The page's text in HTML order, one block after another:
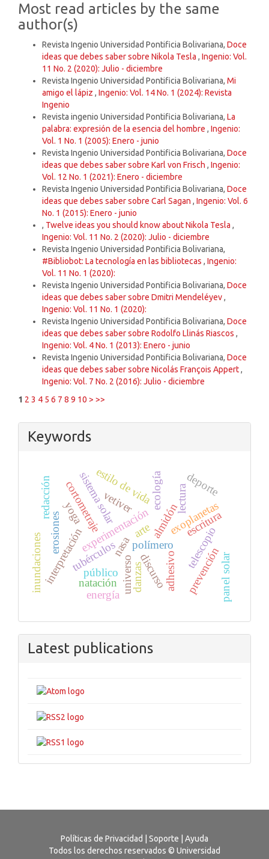
Most read articles by the same
author(s)
Revista Ingenio Universidad Pontificia Bolivariana, Doce
ideas que debes saber sobre Nikola Tesla , Ingenio: Vol.
11 No. 2 (2020): Julio - diciembre
Revista Ingenio Universidad Pontificia Bolivariana, Mi
amigo el lápiz , Ingenio: Vol. 14 No. 1 (2024): Revista
Ingenio
Revista ingenio Universidad Pontificia Bolivariana, La
palabra: expresión de la esencia del hombre , Ingenio:
Vol. 1 No. 1 (2005): Enero - junio
Revista Ingenio Universidad Pontificia Bolivariana, Doce
ideas que debes saber sobre Karl von Frisch , Ingenio:
Vol. 12 No. 1 (2021): Enero - diciembre
Revista Ingenio Universidad Pontificia Bolivariana, Doce
ideas que debes saber sobre Carl Sagan , Ingenio: Vol. 6
No. 1 (2015): Enero - junio
, Twelve ideas you should know about Nikola Tesla ,
Ingenio: Vol. 11 No. 2 (2020): Julio - diciembre
Revista Ingenio Universidad Pontificia Bolivariana,
#Bibliobot: La tecnología en las bibliotecas , Ingenio:
Vol. 11 No. 1 (2020):
Revista Ingenio Universidad Pontificia Bolivariana, Doce
ideas que debes saber sobre Dmitri Mendeléyev,
Ingenio: Vol. 11 No. 1 (2020):
Revista Ingenio Universidad Pontificia Bolivariana, Doce
ideas que debes saber sobre Rodolfo Llinás Riascos ,
Ingenio: Vol. 4 No. 1 (2013): Enero - junio
Revista Ingenio Universidad Pontificia Bolivariana, Doce
ideas que debes saber sobre Nicolás François Appert,
Ingenio: Vol. 7 No. 2 (2016): Julio - diciembre
1 2 3 4 5 6 7 8 9 10 > >>
Keywords
polímero
adhesivo
experimentaciónalmidón
tubérculos
exoplanetas
telescopio
nasa
sistema solar
universo
lectura
escritura
cortometraje
interpretación
inundaciones
ecología
vetiver
erosiones
prevención
estilo de vida deporte
natación
redacción
discurso
público
yoga
arte
danzas
energía panel solar
Latest publications
Políticas de Privacidad Soporte
Ayuda
Todos los derechos reservados © Universidad